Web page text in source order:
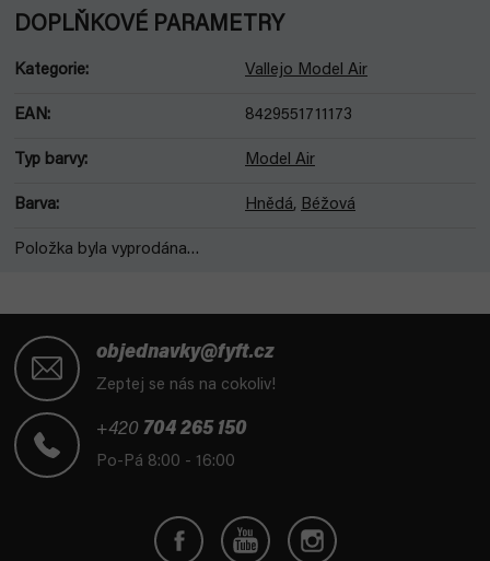
DOPLŇKOVÉ PARAMETRY
Kategorie: Vallejo Model Air
EAN: 8429551711173
Typ barvy: Model Air
Barva: Hnědá, Béžová
Položka byla vyprodána…
objednavky@fyft.cz
Zeptej se nás na cokoliv!
+420 704 265 150
Po-Pá 8:00 - 16:00